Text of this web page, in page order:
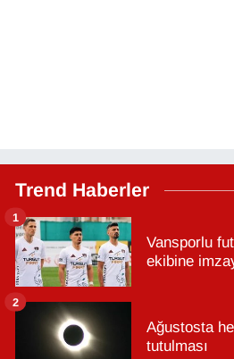
Trend Haberler
Vansporlu
ekibine
1
Ağustosta
tutulması
2